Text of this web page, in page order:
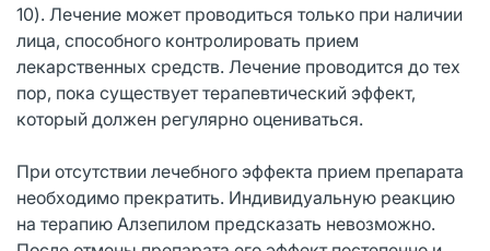
10). Лечение может проводиться только при наличии
лица, способного контролировать прием
лекарственных средств. Лечение проводится до тех
пор, пока существует терапевтический эффект,
который должен регулярно оцениваться.
При отсутствии лечебного эффекта прием препарата
необходимо прекратить. Индивидуальную реакцию
на терапию Алзепилом предсказать невозможно.